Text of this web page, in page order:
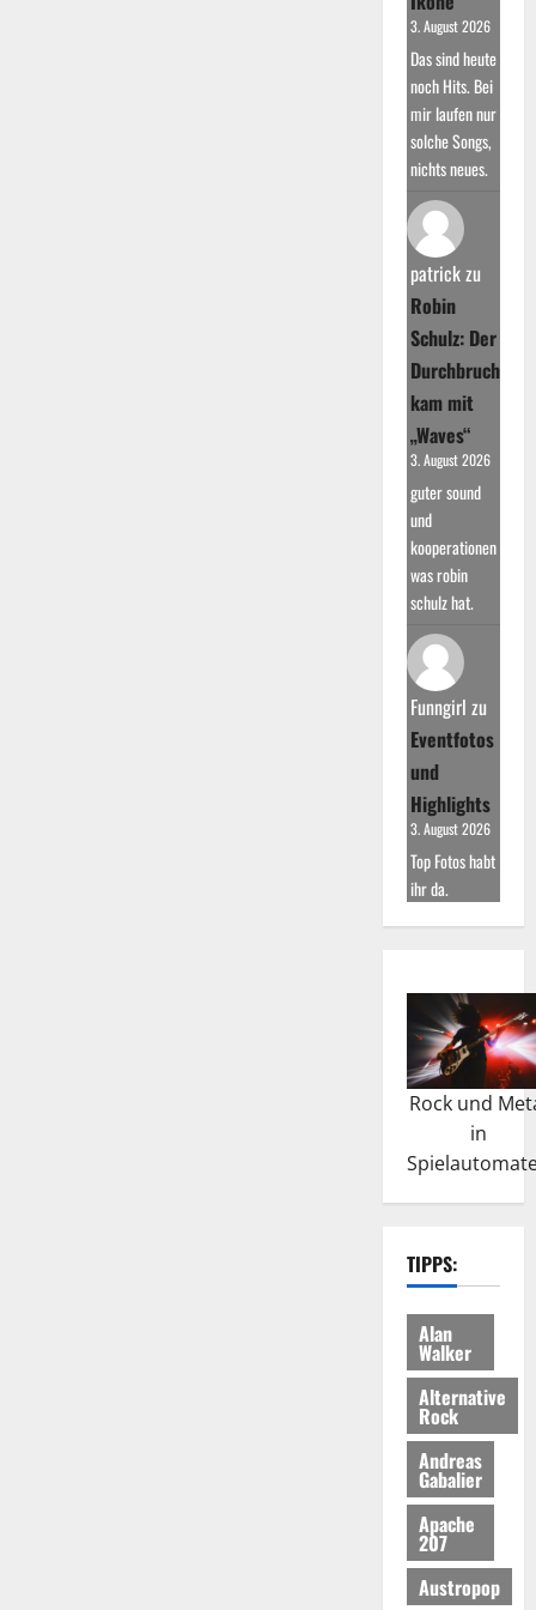
3. August 2026
Das sind heute
noch Hits. Bei
mir laufen nur
solche Songs,
nichts neues.
patrickzu
Robin
Schulz: Der
Durchbruch
kam mit
„Waves“
3. August 2026
guter sound
und
kooperationen
was robin
schulz hat.
Funngirl zu
Eventfotos
und
Highlights
3. August 2026
Top Fotos habt
ihr da.
Rock und
in
TIPPS:
Alan
Walker
Alternative
Rock
Andreas
Gabalier
Apache
207
Austropop